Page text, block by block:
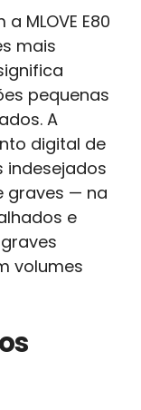
MLOVE E80
mais
pequenas
A
digital de
indesejados
graves — na
e
volumes